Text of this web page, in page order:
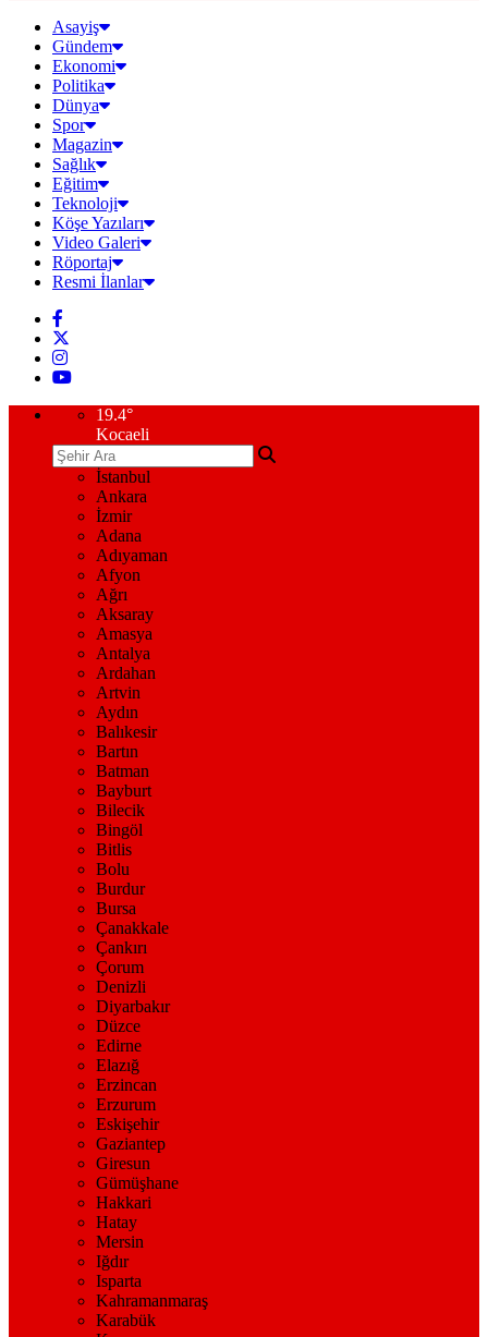
Asayiş
Gündem
Ekonomi
Politika
Dünya
Spor
Magazin
Sağlık
Eğitim
Teknoloji
Köşe Yazıları
Video Galeri
Röportaj
Resmi İlanlar
19.4°
Kocaeli
İstanbul
Ankara
İzmir
Adana
Adıyaman
Afyon
Ağrı
Aksaray
Amasya
Antalya
Ardahan
Artvin
Aydın
Balıkesir
Bartın
Batman
Bayburt
Bilecik
Bingöl
Bitlis
Bolu
Burdur
Bursa
Çanakkale
Çankırı
Çorum
Denizli
Diyarbakır
Düzce
Edirne
Elazığ
Erzincan
Erzurum
Eskişehir
Gaziantep
Giresun
Gümüşhane
Hakkari
Hatay
Mersin
Iğdır
Isparta
Kahramanmaraş
Karabük